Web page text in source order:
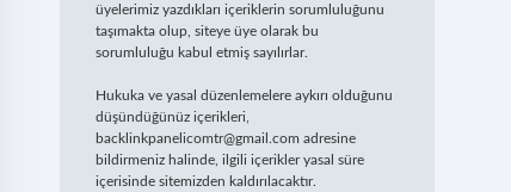
üyelerimiz yazdıkları içeriklerin sorumluluğunu
taşımakta olup, siteye üye olarak bu
sorumluluğu kabul etmiş sayılırlar.
Hukuka ve yasal düzenlemelere aykırı olduğunu
düşündüğünüz içerikleri,
backlinkpanelicomtr@gmail.com adresine
bildirmeniz halinde, ilgili içerikler yasal süre
içerisinde sitemizden kaldırılacaktır.